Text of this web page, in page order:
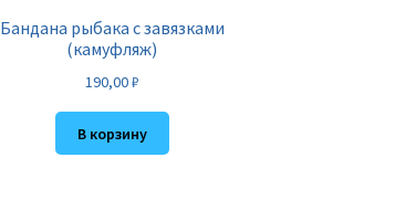
Бандана рыбака с завязками
(камуфляж)
190,00₽
В корзину